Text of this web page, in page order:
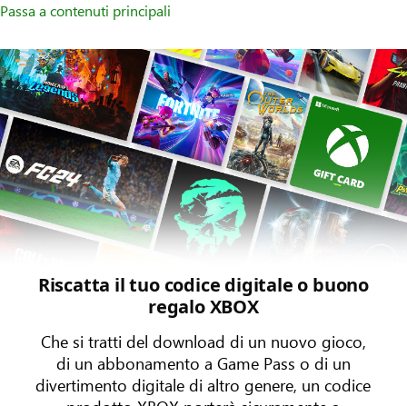
Passa a contenuti principali
Riscatta il tuo codice digitale o buono
regalo XBOX
Che si tratti del download di un nuovo gioco,
di un abbonamento a Game Pass o di un
divertimento digitale di altro genere, un codice